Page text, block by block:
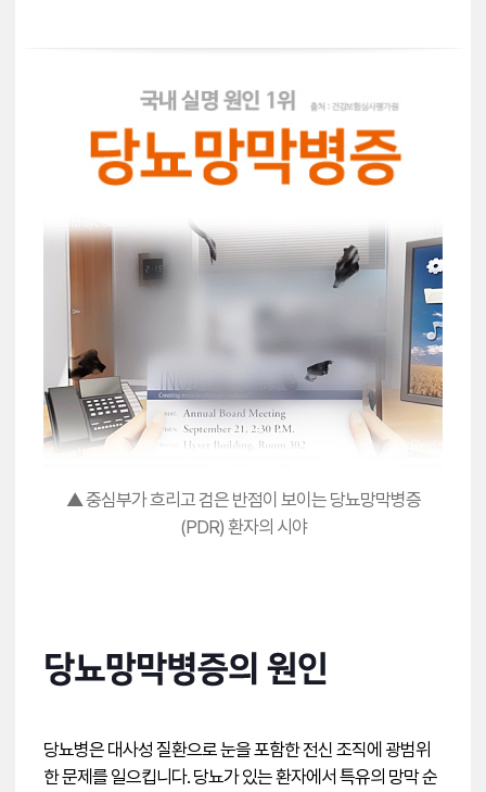
▲ 중심부가 흐리고 검은 반점이 보이는 당뇨망막병증
(PDR) 환자의 시야
당뇨병은 대사성 질환으로 눈을 포함한 전신 조직에 광범위
한 문제를 일으킵니다. 당뇨가 있는 환자에서 특유의 망막 순